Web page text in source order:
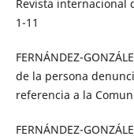
Revista internacional
1-11
FERNÁNDEZ-
de la persona
referencia a la
FERNÁNDEZ-